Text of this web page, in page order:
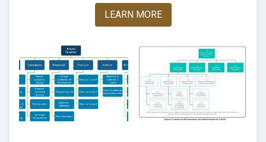
LEARN MORE